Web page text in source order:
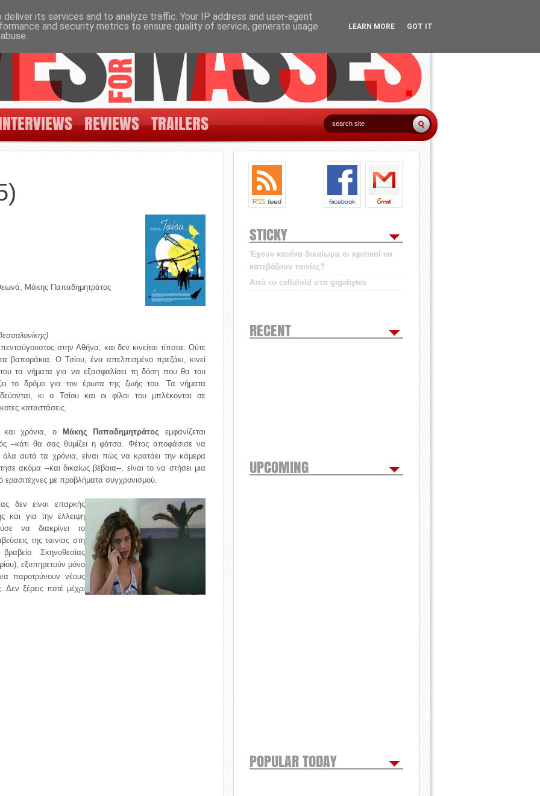
REVIEWS TRAILERS
Μάκης Παπαδημητράτος
στην Αθήνα, και δεν κινείται τίποτα. Ούτε
βαποράκια. Ο Τσίου, ένα απελπισμένο πρεζάκι, κινεί
τα νήματα για να εξασφαλίσει τη δόση που θα του
το δρόμο για τον έρωτα της ζωής του. Τα νήματα
κι ο Τσίου και οι φίλοι του μπλέκονται σε
καταστάσεις.
χρόνια, ο Μάκης Παπαδημητράτος εμφανίζεται
–κάτι θα σας θυμίζει η φάτσα. Φέτος αποφάσισε να
αυτά τα χρόνια, είναι πώς να κρατάει την κάμερα
ακόμα --και δικαίως βέβαια--, είναι το να στήσει μια
με προβλήματα συγχρονισμού.
δεν είναι επαρκής
και για την έλλειψη
να διακρίνει το
της ταινίας στη
Σκηνοθεσίας
εξυπηρετούν μόνο
παροτρύνουν νέους
Δεν ξέρεις ποτέ μέχρι
STICKY
Έχουν κανένα δικαίωμα οι κριτικοί να
κατεβάζουν ταινίες?
Από το celluloid στα gigabytes
RECENT
UPCOMING
POPULAR TODAY
its services and to analyze traffic. Your IP address and user-agent
and security metrics to ensure quality of service, generate usage
LEARN MORE GOT IT